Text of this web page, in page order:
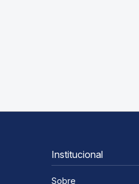
Institucional
Sobre